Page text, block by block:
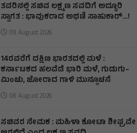
ತವರಿನಲ್ಲಿ ಸಚಿವ ಲಕ್ಷ್ಮಣ ಸವದಿಗೆ ಅದ್ಧೂರಿ
ಸ್ವಾಗತ : ಭಾವುಕರಾದ ಅಥಣಿ ಸಾಹುಕಾರ್...!
09 August 2026
14ರವರೆಗೆ ದಕ್ಷಿಣ ಭಾರತದಲ್ಲಿ ಮಳೆ :
ಕರ್ನಾಟಕದ ಹಲವೆಡೆ ಭಾರಿ ಮಳೆ, ಗುಡುಗು–
ಮಿಂಚು, ಜೋರಾದ ಗಾಳಿ ಮುನ್ಸೂಚನೆ
08 August 2026
ಸಚಿವರ ನೇಮಕ : ಮಹಿಳಾ ಕೋಟಾ ಶೀಘ್ರವೇ